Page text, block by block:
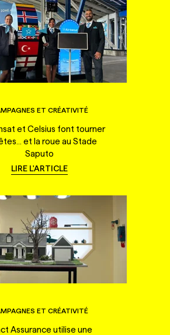
ET CRÉATIVITÉ
et Celsius font tourner
et la roue au Stade
Saputo
LIRE L'ARTICLE
ET CRÉATIVITÉ
Assurance utilise une